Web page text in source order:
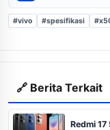
#vivo #spesifikasi
🔗 Berita Terkait
Redmi